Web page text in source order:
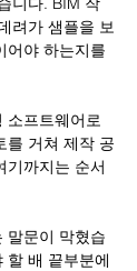
려가 샘플을 보
어야 하는지를
소프트웨어로
를 거쳐 제작 공
기까지는 순서
말문이 막혔습
할 배 끝부분에